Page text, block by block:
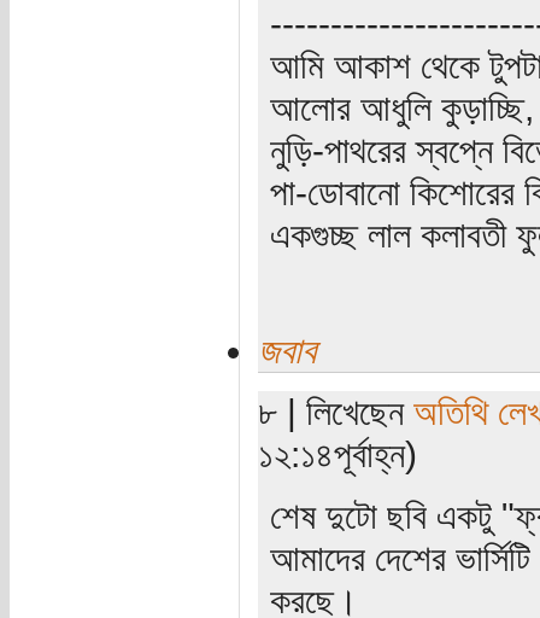
আমি আকাশ থেকে
আলোর আধুলি কুড়াচ্ছি,
নুড়ি-পাথরের স্বপ্নে
পা-ডোবানো কিশোরের
একগুচ্ছ লাল কলাবতী
জবাব
৮ | লিখেছেন অতিথি
১২:১৪পূর্বাহ্ন)
শেষ দুটো ছবি একটু
আমাদের দেশের
করছে।